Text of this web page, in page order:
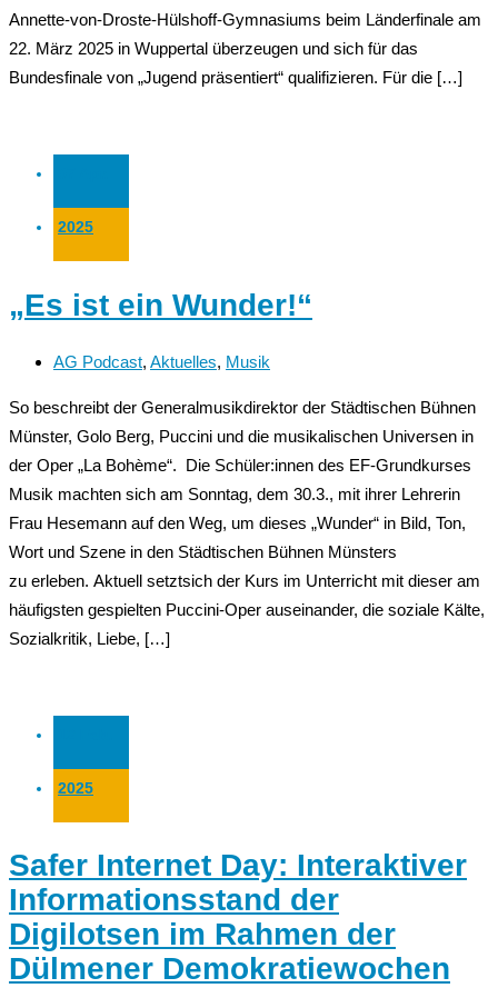
Annette-von-Droste-Hülshoff-Gymnasiums beim Länderfinale am
22. März 2025 in Wuppertal überzeugen und sich für das
Bundesfinale von „Jugend präsentiert“ qualifizieren. Für die […]
2025
„Es ist ein Wunder!“
AG Podcast, Aktuelles, Musik
So beschreibt der Generalmusikdirektor der Städtischen Bühnen
Münster, Golo Berg, Puccini und die musikalischen Universen in
der Oper „La Bohème“. Die Schüler:innen des EF-Grundkurses
Musik machten sich am Sonntag, dem 30.3., mit ihrer Lehrerin
Frau Hesemann auf den Weg, um dieses „Wunder“ in Bild, Ton,
Wort und Szene in den Städtischen Bühnen Münsters
zu erleben. Aktuell setztsich der Kurs im Unterricht mit dieser am
häufigsten gespielten Puccini-Oper auseinander, die soziale Kälte,
Sozialkritik, Liebe, […]
2025
Safer Internet Day: Interaktiver
Informationsstand der
Digilotsen im Rahmen der
Dülmener Demokratiewochen